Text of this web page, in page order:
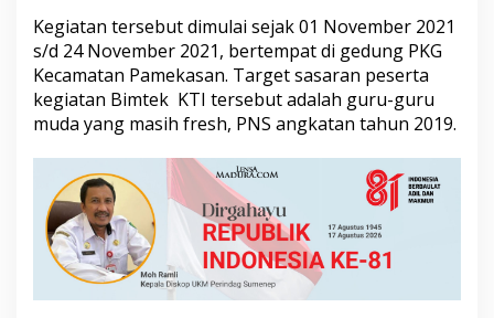
d
a
n
S
M
P
Kegiatan tersebut dimulai sejak 01 November 2021
s/d 24 November 2021, bertempat di gedung PKG
Kecamatan Pamekasan. Target sasaran peserta
kegiatan Bimtek KTI tersebut adalah guru-guru
muda yang masih fresh, PNS angkatan tahun 2019.